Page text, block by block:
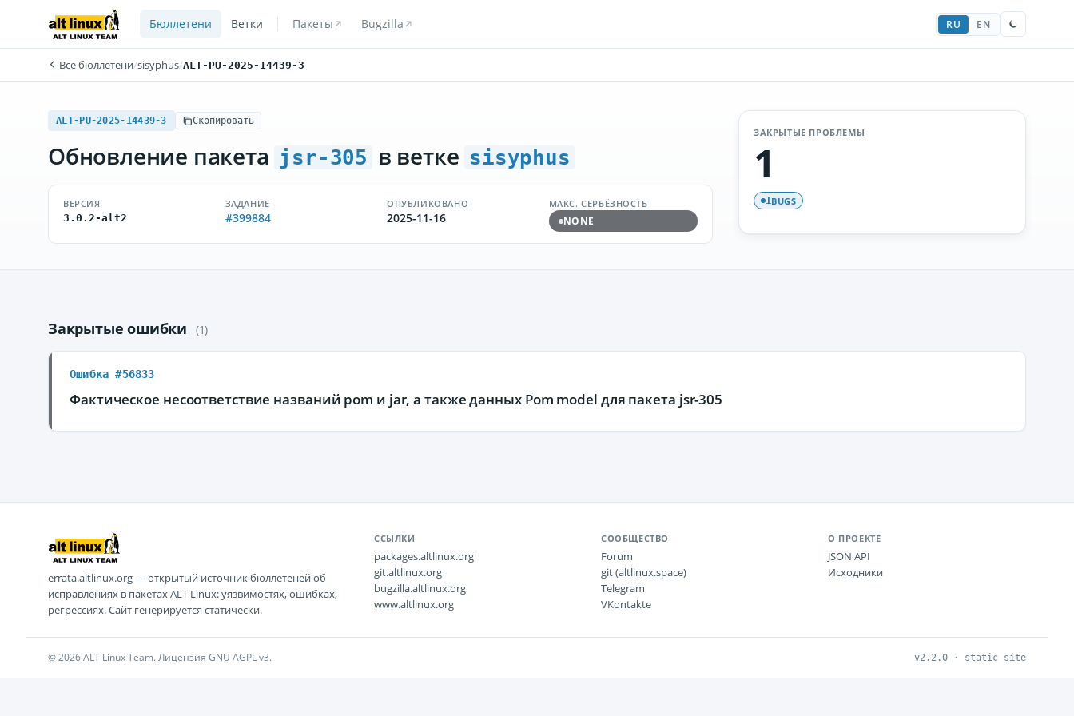
Бюллетени Ветки Пакеты Bugzilla RU EN
Все бюллетени/sisyphus/ALT-PU-2025-14439-3
ALT-PU-2025-14439-3 Скопировать
Обновление пакета jsr-305 в ветке sisyphus
ВЕРСИЯ
3.0.2-alt2
ЗАДАНИЕ
#399884
ОПУБЛИКОВАНО
2025-11-16
МАКС. СЕРЬЁЗНОСТЬ
NONE
ЗАКРЫТЫЕ ПРОБЛЕМЫ
1
1BUGS
Закрытые ошибки (1)
Ошибка #56833
Фактическое несоответствие названий pom и jar, а также данных Pom model для пакета jsr-305
errata.altlinux.org — открытый источник бюллетеней об
исправлениях в пакетах ALT Linux: уязвимостях, ошибках,
регрессиях. Сайт генерируется статически.
ССЫЛКИ
packages.altlinux.org
git.altlinux.org
bugzilla.altlinux.org
www.altlinux.org
СООБЩЕСТВО
Forum
git (altlinux.space)
Telegram
VKontakte
О ПРОЕКТЕ
JSON API
Исходники
© 2026 ALT Linux Team. Лицензия GNU AGPL v3. v2.2.0 · static site